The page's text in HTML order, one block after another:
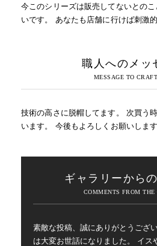
今このシリーズは販売してないとの
いです。 あなたも店舗に行けば刺激
職人へのメッ
技術の高さに脱帽してます。 次買う
います。 今後もよろしくお願いします
ギャラリーから
素敵な投稿、誠にありがとうござ
は大変お世話になりました。 イス